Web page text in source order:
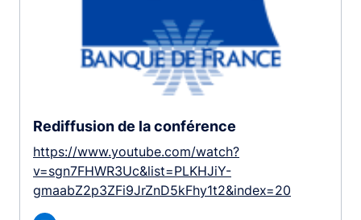
Rediffusion de la conférence
https://www.youtube.com/watch?
v=sgn7FHWR3Uc&list=PLKHJiY-
gmaabZ2p3ZFi9JrZnD5kFhy1t2&index=20